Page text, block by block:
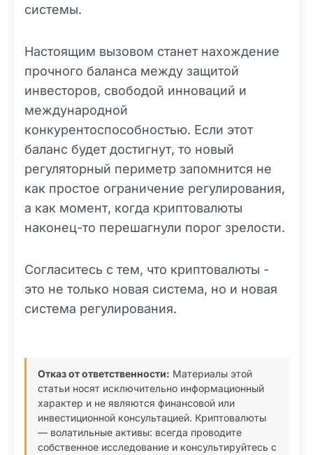
системы.
Настоящим вызовом станет нахождение
прочного баланса между защитой
инвесторов, свободой инноваций и
международной
конкурентоспособностью. Если этот
баланс будет достигнут, то новый
регуляторный периметр запомнится не
как простое ограничение регулирования,
а как момент, когда криптовалюты
наконец-то перешагнули порог зрелости.
Согласитесь с тем, что криптовалюты -
это не только новая система, но и новая
система регулирования.
Отказ от ответственности: Материалы этой
статьи носят исключительно информационный
характер и не являются финансовой или
инвестиционной консультацией. Криптовалюты
— волатильные активы: всегда проводите
собственное исследование и консультируйтесь с